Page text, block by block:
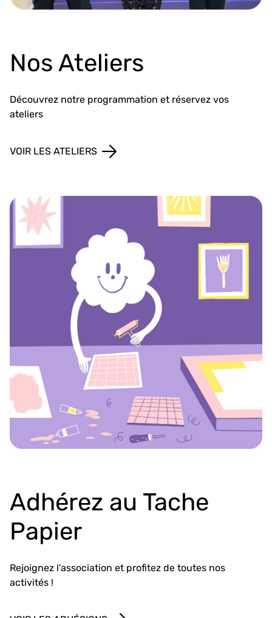
Nos Ateliers
Découvrez notre programmation et réservez vos
ateliers
VOIR LES ATELIERS
Adhérez au Tache
Papier
Rejoignez l'association et profitez de toutes nos
activités !